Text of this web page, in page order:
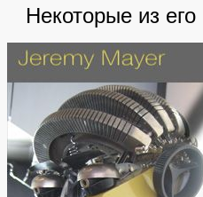
Некоторые из